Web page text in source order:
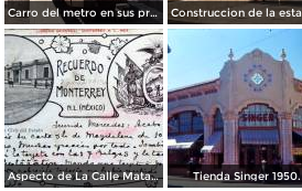
Carro del metro en sus primeras pruebas durante 1990
Aspecto de La Calle Matamoros ( Circulada el 8 de Abril de 1912 ). Tienda Singer 1950.